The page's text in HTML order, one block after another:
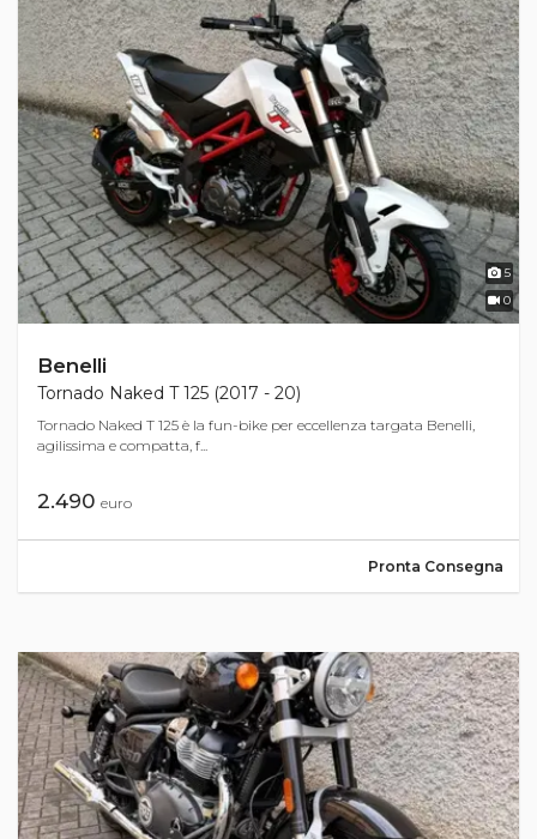
5
0
Benelli
Tornado Naked T 125 (2017 - 20)
Tornado Naked T 125 è la fun-bike per eccellenza targata Benelli,
agilissima e compatta, f...
2.490 euro
Pronta Consegna